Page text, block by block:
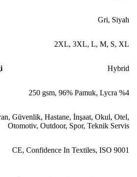
Gri, Siyah
2XL, 3XL, L, M, S, XL
Hybrid
250 gsm, 96% Pamuk, Lycra %4
, Güvenlik, Hastane, İnşaat, Okul, Otel,
Otomotiv, Outdoor, Spor, Teknik Servis
CE, Confidence In Textiles, ISO 9001